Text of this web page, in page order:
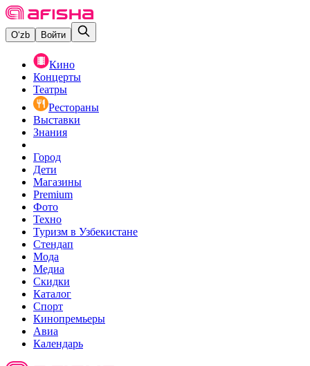
O‘zb Войти
Кино
Концерты
Театры
Рестораны
Выставки
Знания
Город
Дети
Магазины
Premium
Фото
Техно
Туризм в Узбекистане
Стендап
Мода
Медиа
Скидки
Каталог
Спорт
Кинопремьеры
Авиа
Календарь